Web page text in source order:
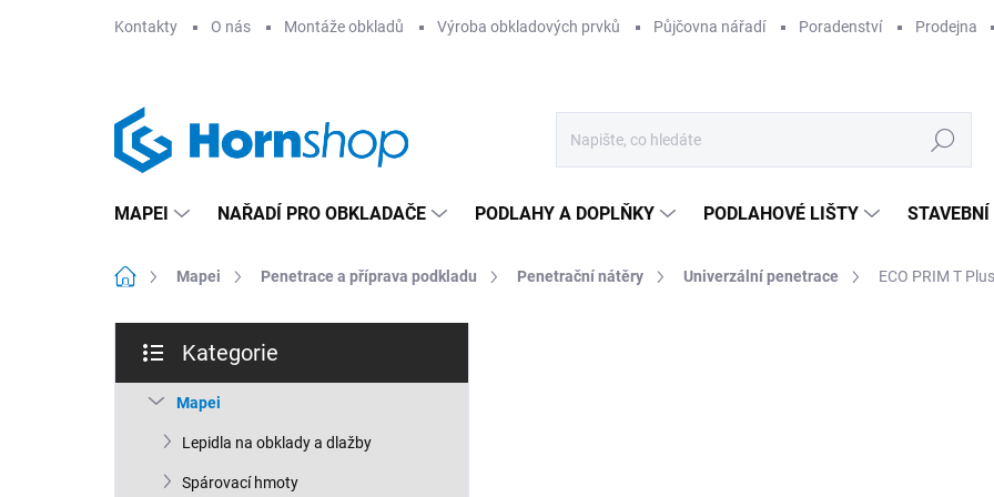
Kontakty O nás Montáže obkladů Výroba obkladových prvků Půjčovna nářadí Poradenství Prodejna
Hledat
MAPEI NAŘADÍ PRO OBKLADAČE PODLAHY A DOPLŇKY PODLAHOVÉ LIŠTY
Domů Mapei Penetrace a příprava podkladu Penetrační nátěry Univerzální penetrace ECO PRIM T
s
kategorie
Kategorie
Mapei
Lepidla na obklady a dlažby
Spárovací hmoty